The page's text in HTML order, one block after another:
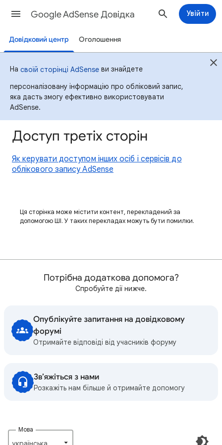
Google AdSense Довідка Увійти
Довідковий центр Оголошення
На своїй сторінці AdSense ви знайдете
персоналізовану інформацію про обліковий запис,
яка дасть змогу ефективно використовувати
AdSense.
Доступ третіх сторін
Як керувати доступом інших осіб і сервісів до
облікового запису AdSense
Ця сторінка може містити контент, перекладений за
допомогою ШІ. У таких перекладах можуть бути помилки.
Потрібна додаткова допомога?
Спробуйте дії нижче.
Опублікуйте запитання на довідковому
форумі
Отримайте відповіді від учасників форуму
Зв’яжіться з нами
Розкажіть нам більше й отримайте допомогу
Мова